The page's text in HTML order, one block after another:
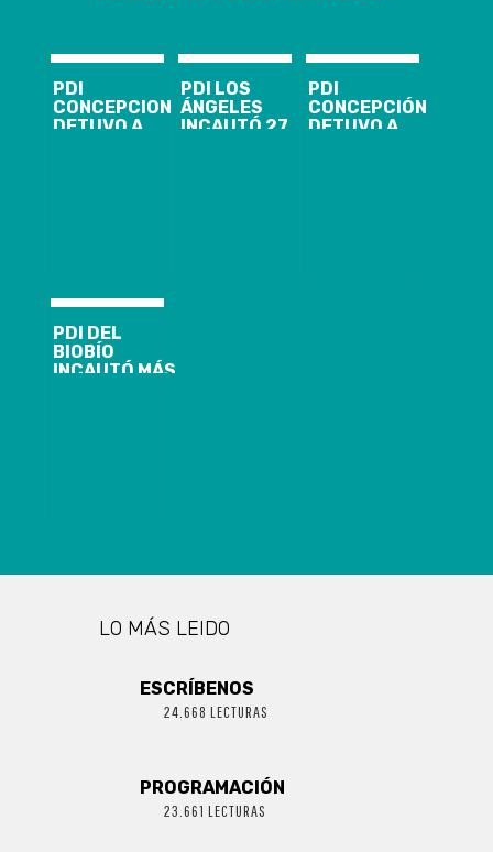
PDI
CONCEPCION
DETUVO A
PDI LOS
ÁNGELES
INCAUTÓ 27
PDI
CONCEPCIÓN
DETUVO A
PDI DEL
BIOBÍO
INCAUTÓ MÁS
LO MÁS LEIDO
ESCRÍBENOS
24.668 LECTURAS
PROGRAMACIÓN
23.661 LECTURAS